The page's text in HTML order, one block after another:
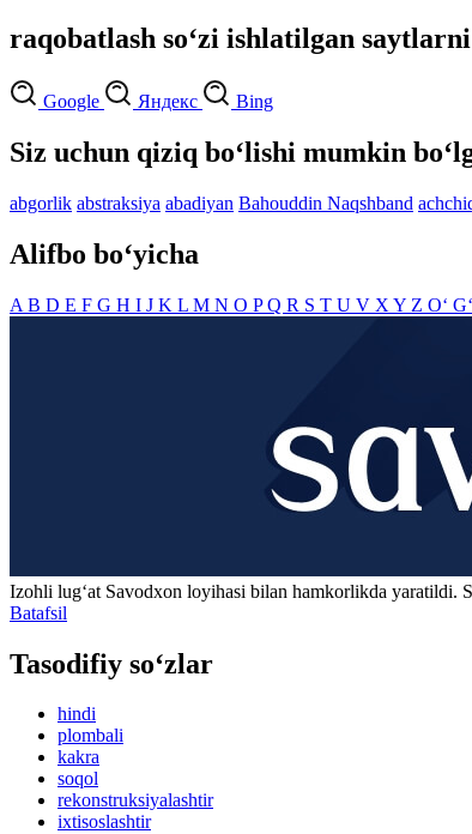
raqobatlash so‘zi ishlatilgan
Google Яндекс Bing
Siz uchun qiziq bo‘lishi mumkin
abgorlik abstraksiya abadiyan Bahouddin Naqshband
Alifbo bo‘yicha
A B D E F G H I J K L M N O PQ R S T U V X Y Z O‘ G‘
Izohli lugʻat Savodxon loyihasi bilan hamkorlikda yaratildi.
Batafsil
Tasodifiy so‘zlar
hindi
plombali
kakra
soqol
rekonstruksiyalashtir
ixtisoslashtir